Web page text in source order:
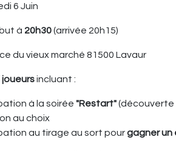
6 Juin
à 20h30(arrivée 20h15)
du vieux marché 81500 Lavaur
joueursincluant :
à la soirée "Restart"(découverte
au choix
au tirage au sort pourgagner un